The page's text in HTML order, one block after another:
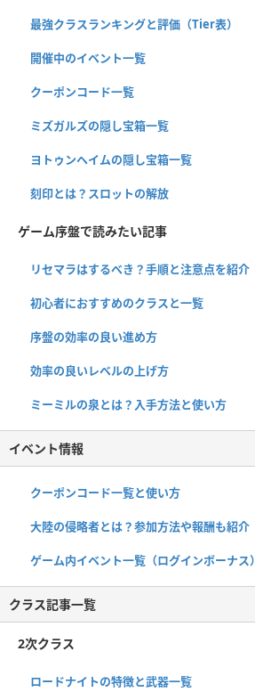
最強クラスランキングと評価（Tier表）
開催中のイベント一覧
クーポンコード一覧
ミズガルズの隠し宝箱一覧
ヨトゥンヘイムの隠し宝箱一覧
刻印とは？スロットの解放
ゲーム序盤で読みたい記事
リセマラはするべき？手順と注意点を紹介
初心者におすすめのクラスと一覧
序盤の効率の良い進め方
効率の良いレベルの上げ方
ミーミルの泉とは？入手方法と使い方
イベント情報
クーポンコード一覧と使い方
大陸の侵略者とは？参加方法や報酬も紹介
ゲーム内イベント一覧（ログインボーナス）
クラス記事一覧
2次クラス
ロードナイトの特徴と武器一覧